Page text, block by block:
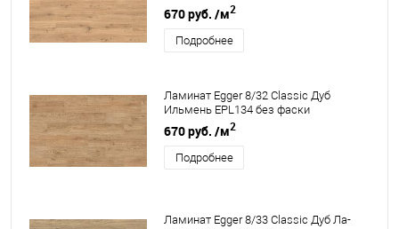
670 руб. /м2
Подробнее
Ламинат Egger 8/32 Classic Дуб
Ильмень EPL134 без фаски
670 руб. /м2
Подробнее
Ламинат Egger 8/33 Classic Дуб Ла-